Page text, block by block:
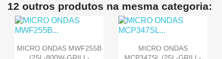
12 outros produtos na mesma categoria:
MICRO ONDAS MWF255B
(25L-800W-GRILL-
MICRO ONDAS
MCP347SL (25L-GRILL-